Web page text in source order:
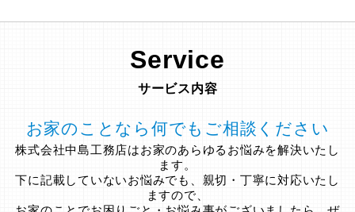
Service
サービス内容
お家のことなら何でもご相談ください
株式会社中島工務店はお家のあらゆるお悩みを解決いたし
ます。
下に記載していないお悩みでも、親切・丁寧に対応いたし
ますので、